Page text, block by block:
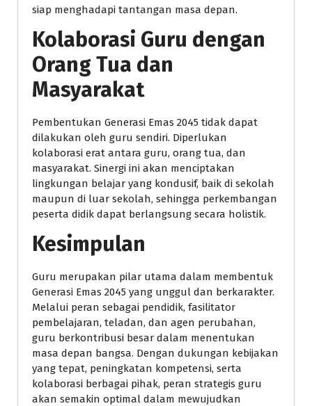
siap menghadapi tantangan masa depan.
Kolaborasi Guru dengan
Orang Tua dan
Masyarakat
Pembentukan Generasi Emas 2045 tidak dapat
dilakukan oleh guru sendiri. Diperlukan
kolaborasi erat antara guru, orang tua, dan
masyarakat. Sinergi ini akan menciptakan
lingkungan belajar yang kondusif, baik di sekolah
maupun di luar sekolah, sehingga perkembangan
peserta didik dapat berlangsung secara holistik.
Kesimpulan
Guru merupakan pilar utama dalam membentuk
Generasi Emas 2045 yang unggul dan berkarakter.
Melalui peran sebagai pendidik, fasilitator
pembelajaran, teladan, dan agen perubahan,
guru berkontribusi besar dalam menentukan
masa depan bangsa. Dengan dukungan kebijakan
yang tepat, peningkatan kompetensi, serta
kolaborasi berbagai pihak, peran strategis guru
akan semakin optimal dalam mewujudkan